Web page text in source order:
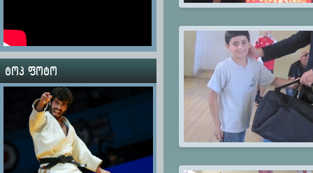
ტოპ ფოტო